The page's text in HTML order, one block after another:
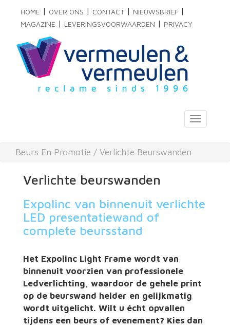
HOME | OVER ONS | CONTACT | NIEUWSBRIEF |
MAGAZINE | LEVERINGSVOORWAARDEN | PRIVACY
Toggle
Beurs En Promotie / Verlichte Beurswanden
Verlichte beurswanden
Expolinc van binnenuit verlichte
LED presentatiewand of
complete beursstand
Het Expolinc Light Frame wordt van
binnenuit voorzien van professionele
Ledverlichting, waardoor de gehele print
op de beurswand helder en gelijkmatig
wordt uitgelicht. Wilt u écht opvallen
tijdens een beurs of evenement? Kies dan